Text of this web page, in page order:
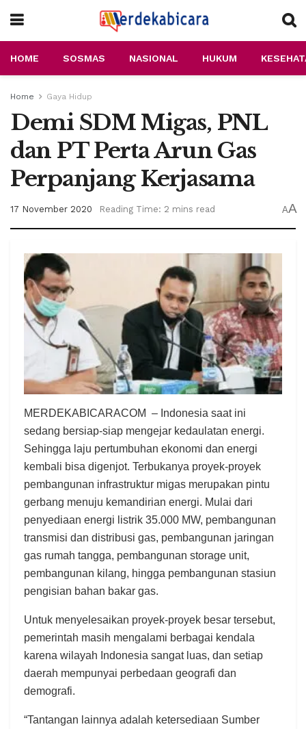
HOME SOSMAS NASIONAL HUKUM
Home Gaya Hidup
Demi SDM Migas, PNL
dan PT Perta Arun Gas
Perpanjang Kerjasama
17 November 2020 Reading Time: 2 mins read AA
MERDEKABICARACOM – Indonesia saat ini
sedang bersiap-siap mengejar kedaulatan energi.
Sehingga laju pertumbuhan ekonomi dan energi
kembali bisa digenjot. Terbukanya proyek-proyek
pembangunan infrastruktur migas merupakan pintu
gerbang menuju kemandirian energi. Mulai dari
penyediaan energi listrik 35.000 MW, pembangunan
transmisi dan distribusi gas, pembangunan jaringan
gas rumah tangga, pembangunan storage unit,
pembangunan kilang, hingga pembangunan stasiun
pengisian bahan bakar gas.
Untuk menyelesaikan proyek-proyek besar tersebut,
pemerintah masih mengalami berbagai kendala
karena wilayah Indonesia sangat luas, dan setiap
daerah mempunyai perbedaan geografi dan
demografi.
“Tantangan lainnya adalah ketersediaan Sumber